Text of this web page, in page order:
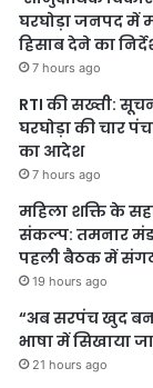
घरघोड़ा जनपद में
हिसाब देने का
7 hours ago
RTI की सख्ती:
घरघोड़ा की चार
का आदेश
7 hours ago
महिला शक्ति के
संकल्प: तमनार
पहली बैठक में
19 hours ago
“अब सरपंच खुद
भाषा में सिखाया
21 hours ago